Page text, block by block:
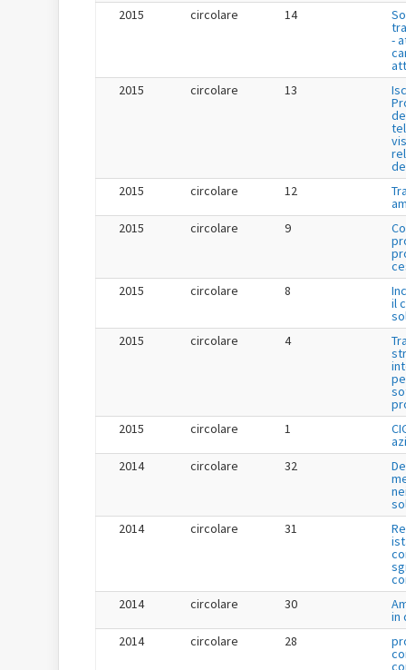
2015
circolare 14
-
2015
circolare 13
2015
circolare 12
2015
circolare 9
2015
circolare 8
il
2015
circolare 4
2015
circolare 1
2014
circolare 32
2014
circolare 31
2014
circolare 30
in
2014
circolare 28